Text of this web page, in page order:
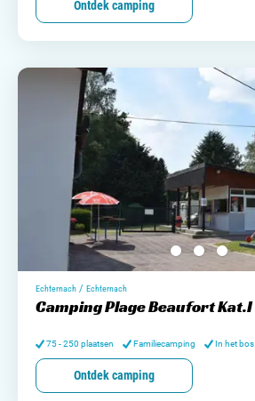
Ontdek camping
Echternach / Echternach
Camping Plage Beaufort Kat.I
75 - 250 plaatsen Familiecamping In het bos
Ontdek camping